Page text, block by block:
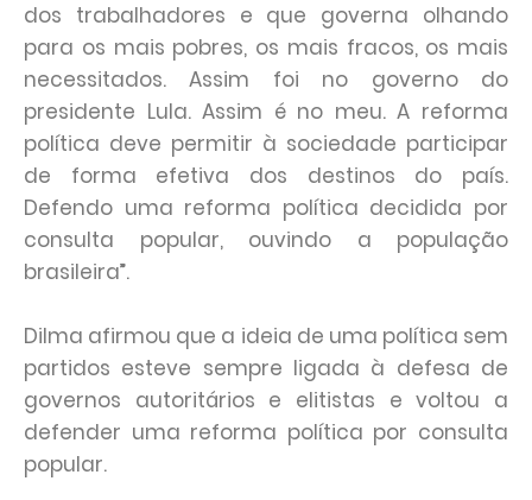
dos trabalhadores e que governa olhando
para os mais pobres, os mais fracos, os mais
necessitados. Assim foi no governo do
presidente Lula. Assim é no meu. A reforma
política deve permitir à sociedade participar
de forma efetiva dos destinos do país.
Defendo uma reforma política decidida por
consulta popular, ouvindo a população
brasileira”.
Dilma afirmou que a ideia de uma política sem
partidos esteve sempre ligada à defesa de
governos autoritários e elitistas e voltou a
defender uma reforma política por consulta
popular.